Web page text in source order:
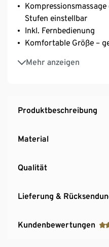
Stufen einstellbar
Inkl. Fernbedienung
Komfortable Größe –
Mehr anzeigen
Abnehmbares,
Zuschaltbare
Produktbeschreibung
Material
Qualität
Lieferung &
Kundenbewertungen